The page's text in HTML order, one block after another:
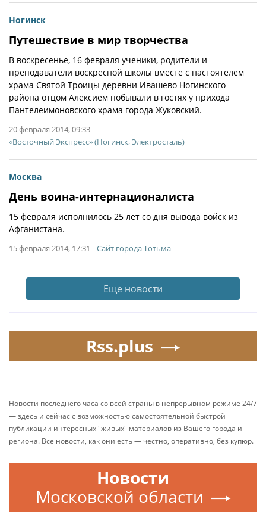
Ногинск
Путешествие в мир творчества
В воскресенье, 16 февраля ученики, родители и
преподаватели воскресной школы вместе с настоятелем
храма Святой Троицы деревни Ивашево Ногинского
района отцом Алексием побывали в гостях у прихода
Пантелеимоновского храма города Жуковский.
20 февраля 2014, 09:33
«Восточный Экспресс» (Ногинск, Электросталь)
Москва
День воина-интернационалиста
15 февраля исполнилось 25 лет со дня вывода войск из
Афганистана.
15 февраля 2014, 17:31 Сайт города Тотьма
Еще новости
Rss.plus
Новости последнего часа со всей страны в непрерывном режиме 24/7
— здесь и сейчас с возможностью самостоятельной быстрой
публикации интересных "живых" материалов из Вашего города и
региона. Все новости, как они есть — честно, оперативно, без купюр.
Новости
Московской области